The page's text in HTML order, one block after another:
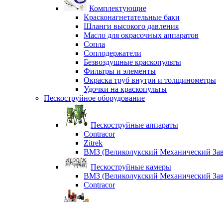
Комплектующие
Красконагнетательные баки
Шланги высокого давления
Масло для окрасочных аппаратов
Сопла
Соплодержатели
Безвоздушные краскопульты
Фильтры и элементы
Окраска труб внутри и толщинометры
Удочки на краскопульты
Пескоструйное оборудование
Пескоструйные аппараты
Contracor
Zitrek
ВМЗ (Великолукский Механический
Пескоструйные камеры
ВМЗ (Великолукский Механический
Contracor